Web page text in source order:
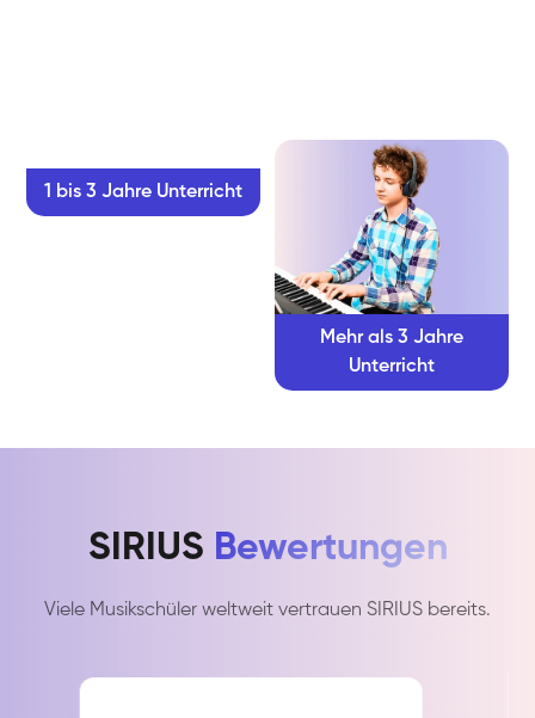
1 bis 3 Jahre Unterricht
Mehr als 3 Jahre
Unterricht
SIRIUS Bewertungen
Viele Musikschüler weltweit vertrauen SIRIUS bereits.